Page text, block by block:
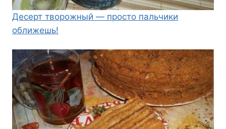
Десерт творожный — просто пальчики
оближешь!